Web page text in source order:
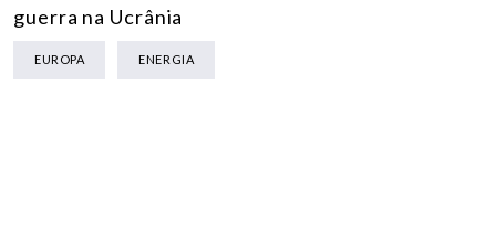
guerra na Ucrânia
EUROPA ENERGIA